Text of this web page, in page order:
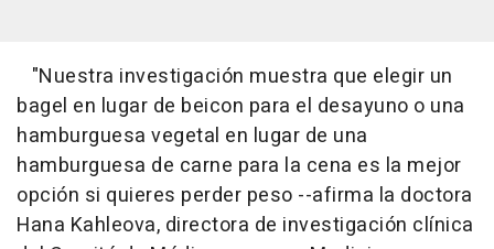
"Nuestra investigación muestra que elegir un
bagel en lugar de beicon para el desayuno o una
hamburguesa vegetal en lugar de una
hamburguesa de carne para la cena es la mejor
opción si quieres perder peso --afirma la doctora
Hana Kahleova, directora de investigación clínica